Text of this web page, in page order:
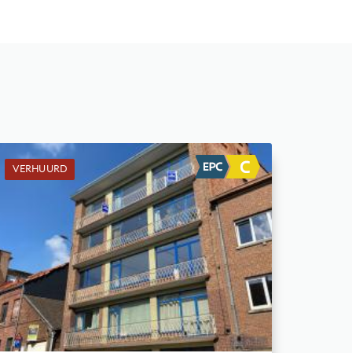
VERHUURD
Verhuurd: Appartement
3
-
2
157 m²